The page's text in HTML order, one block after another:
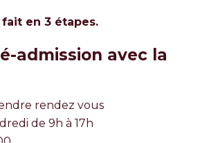
fait en 3 étapes.
admission avec la
rendez vous
de 9h à 17h